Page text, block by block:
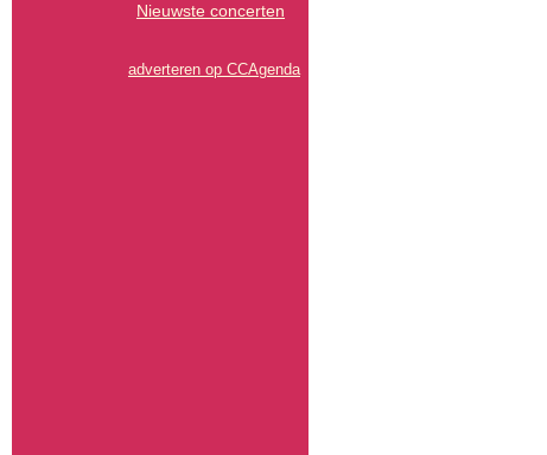
Nieuwste concerten
adverteren op CCAgenda